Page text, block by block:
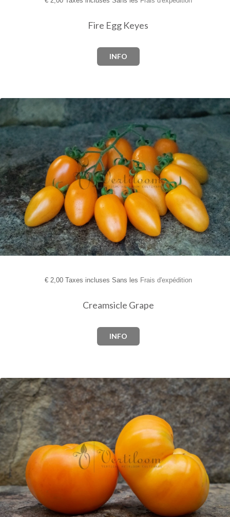
Fire Egg Keyes
INFO
€2,00 Taxes incluses Sans les Frais d'expédition
Creamsicle Grape
INFO